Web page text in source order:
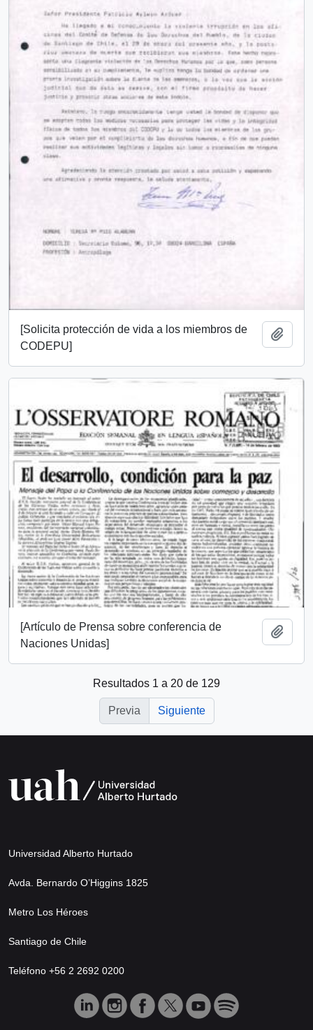
[Solicita protección de vida a los miembros de
CODEPU]
[Artículo de Prensa sobre conferencia de
Naciones Unidas]
Resultados 1 a 20 de 129
Previa Siguiente
Universidad Alberto Hurtado
Avda. Bernardo O’Higgins 1825
Metro Los Héroes
Santiago de Chile
Teléfono +56 2 2692 0200